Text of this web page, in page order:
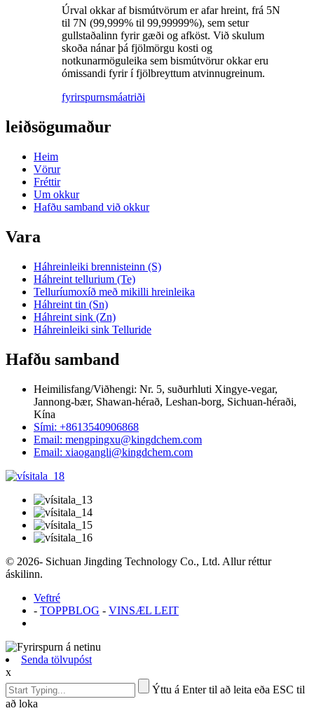
Úrval okkar af bismútvörum er afar hreint, frá 5N
til 7N (99,999% til 99,99999%), sem setur
gullstaðalinn fyrir gæði og afköst. Við skulum
skoða nánar þá fjölmörgu kosti og
notkunarmöguleika sem bismútvörur okkar eru
ómissandi fyrir í fjölbreyttum atvinnugreinum.
fyrirspurnsmáatriði
leiðsögumaður
Heim
Vörur
Fréttir
Um okkur
Hafðu samband við okkur
Vara
Háhreinleiki brennisteinn (S)
Háhreint tellurium (Te)
Telluríumoxíð með mikilli hreinleika
Háhreint tin (Sn)
Háhreint sink (Zn)
Háhreinleiki sink Telluride
Hafðu samband
Heimilisfang/Viðhengi: Nr. 5, suðurhluti Xingye-vegar,
Jannong-bær, Shawan-hérað, Leshan-borg, Sichuan-héraði,
Kína
Sími: +8613540906868
Email: mengpingxu@kingdchem.com
Email: xiaogangli@kingdchem.com
© 2026- Sichuan Jingding Technology Co., Ltd. Allur réttur
áskilinn.
Veftré
- TOPPBLOG - VINSÆL LEIT
Senda tölvupóst
x
Ýttu á Enter til að leita eða ESC til
að loka